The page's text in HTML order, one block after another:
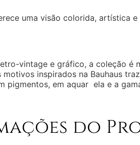
uma visão colorida, artística
vintage e gráfico, a coleção é
inspirados na Bauhaus
pigmentos, em aquar ela e a
do